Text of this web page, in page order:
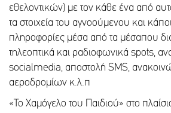
εθελοντικών) με τον κάθε ένα από
τα στοιχεία του αγνοούμενου και
πληροφορίες μέσα από τα μέσαπου
τηλεοπτικά και ραδιοφωνικά spots,
socialmedia, αποστολή SMS,
αεροδρομίων κ.λ.π
«Το Χαμόγελο του Παιδιού» στο